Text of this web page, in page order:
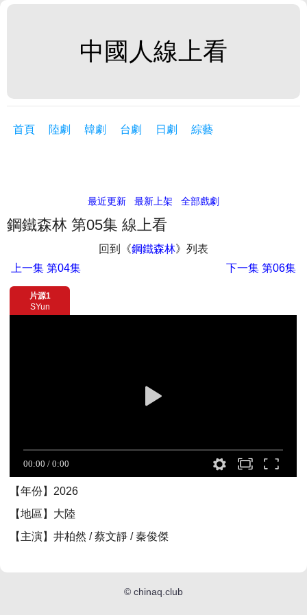
中國人線上看
首頁 陸劇 韓劇 台劇 日劇 綜藝
最近更新 最新上架 全部戲劇
鋼鐵森林 第05集 線上看
回到《鋼鐵森林》列表
上一集 第04集 下一集第06集
片源1
SYun
【年份】2026
【地區】大陸
【主演】井柏然 / 蔡文靜 / 秦俊傑
© chinaq.club